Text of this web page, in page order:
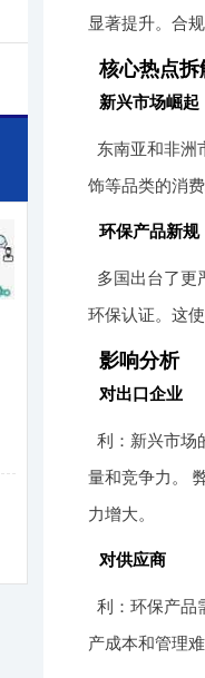
显著提升。合
核心热点拆
新兴市场崛起
东南亚和非洲
饰等品类的消
环保产品新规
多国出台了更
环保认证。这
影响分析
对出口企业
利：新兴市场
量和竞争力。
力增大。
对供应商
利：环保产品
产成本和管理难